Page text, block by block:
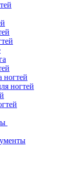
ногтей
ногтей